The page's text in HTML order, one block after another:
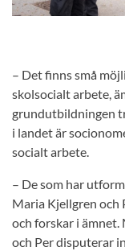
– Det finns små
skolsocialt arbete,
grundutbildningen
i landet är
socialt arbete.
– De som har
Maria Kjellgren och
och forskar i
och Per disputerar